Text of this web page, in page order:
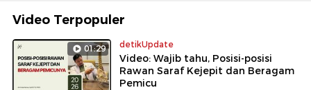
Video Terpopuler
01:29 detikUpdate
Video: Wajib tahu, Posisi-posisi
Rawan Saraf Kejepit dan Beragam
Pemicu